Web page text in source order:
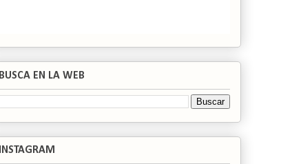
BUSCA EN LA WEB
INSTAGRAM